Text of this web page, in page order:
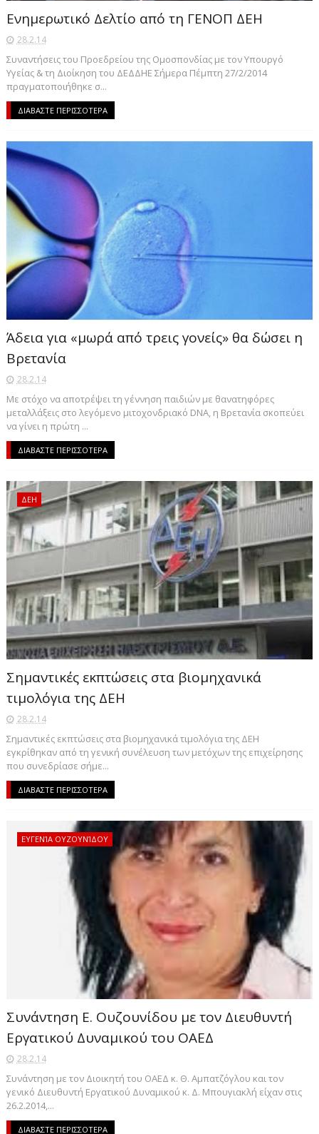
Ενημερωτικό Δελτίο από τη ΓΕΝΟΠ ΔΕΗ
28.2.14
Συναντήσεις του Προεδρείου της Ομοσπονδίας με τον Υπουργό
Υγείας & τη Διοίκηση του ΔΕΔΔΗΕ Σήμερα Πέμπτη 27/2/2014
πραγματοποιήθηκε σ...
ΔΙΑΒΑΣΤΕ ΠΕΡΙΣΣΟΤΕΡΑ
Άδεια για «μωρά από τρεις γονείς» θα δώσει η
Βρετανία
28.2.14
Με στόχο να αποτρέψει τη γέννηση παιδιών με θανατηφόρες
μεταλλάξεις στο λεγόμενο μιτοχονδριακό DNA, η Βρετανία σκοπεύει
να γίνει η πρώτη ...
ΔΙΑΒΑΣΤΕ ΠΕΡΙΣΣΟΤΕΡΑ
ΔΕΗ
Σημαντικές εκπτώσεις στα βιομηχανικά
τιμολόγια της ΔΕΗ
28.2.14
Σημαντικές εκπτώσεις στα βιομηχανικά τιμολόγια της ΔΕΗ
εγκρίθηκαν από τη γενική συνέλευση των μετόχων της επιχείρησης
που συνεδρίασε σήμε...
ΔΙΑΒΑΣΤΕ ΠΕΡΙΣΣΟΤΕΡΑ
ΕΥΓΕΝΊΑ ΟΥΖΟΥΝΊΔΟΥ
Συνάντηση Ε. Ουζουνίδου με τον Διευθυντή
Εργατικού Δυναμικού του ΟΑΕΔ
28.2.14
Συνάντηση με τον Διοικητή του ΟΑΕΔ κ. Θ. Αμπατζόγλου και τον
γενικό Διευθυντή Εργατικού Δυναμικού κ. Δ. Μπουγιακλή είχαν στις
26.2.2014,...
ΔΙΑΒΑΣΤΕ ΠΕΡΙΣΣΟΤΕΡΑ